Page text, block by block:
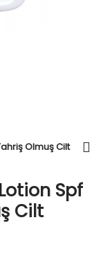
Olmuş Cilt
Spf
Cilt